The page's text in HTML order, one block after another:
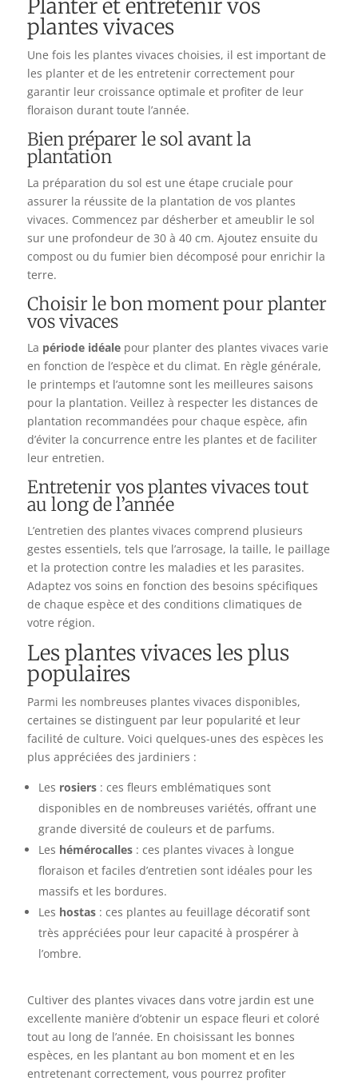
Planter et entretenir vos
plantes vivaces
Une fois les plantes vivaces choisies, il est important de
les planter et de les entretenir correctement pour
garantir leur croissance optimale et profiter de leur
floraison durant toute l’année.
Bien préparer le sol avant la
plantation
La préparation du sol est une étape cruciale pour
assurer la réussite de la plantation de vos plantes
vivaces. Commencez par désherber et ameublir le sol
sur une profondeur de 30 à 40 cm. Ajoutez ensuite du
compost ou du fumier bien décomposé pour enrichir la
terre.
Choisir le bon moment pour planter
vos vivaces
La période idéalepour planter des plantes vivaces varie
en fonction de l’espèce et du climat. En règle générale,
le printemps et l’automne sont les meilleures saisons
pour la plantation. Veillez à respecter les distances de
plantation recommandées pour chaque espèce, afin
d’éviter la concurrence entre les plantes et de faciliter
leur entretien.
Entretenir vos plantes vivaces tout
au long de l’année
L’entretien des plantes vivaces comprend plusieurs
gestes essentiels, tels que l’arrosage, la taille, le paillage
et la protection contre les maladies et les parasites.
Adaptez vos soins en fonction des besoins spécifiques
de chaque espèce et des conditions climatiques de
votre région.
Les plantes vivaces les plus
populaires
Parmi les nombreuses plantes vivaces disponibles,
certaines se distinguent par leur popularité et leur
facilité de culture. Voici quelques-unes des espèces les
plus appréciées des jardiniers :
Les rosiers: ces fleurs emblématiques sont
disponibles en de nombreuses variétés, offrant une
grande diversité de couleurs et de parfums.
Les hémérocalles: ces plantes vivaces à longue
floraison et faciles d’entretien sont idéales pour les
massifs et les bordures.
Les hostas: ces plantes au feuillage décoratif sont
très appréciées pour leur capacité à prospérer à
l’ombre.
Cultiver des plantes vivaces dans votre jardin est une
excellente manière d’obtenir un espace fleuri et coloré
tout au long de l’année. En choisissant les bonnes
espèces, en les plantant au bon moment et en les
entretenant correctement, vous pourrez profiter